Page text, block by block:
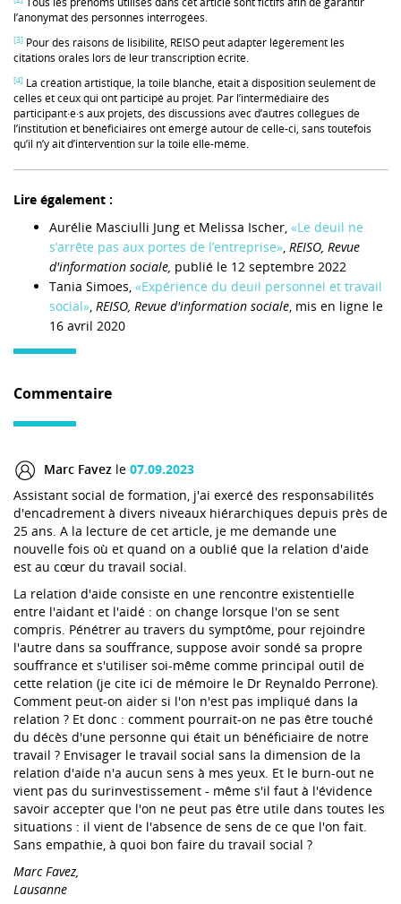
l’anonymat des personnes interrogées.
[3] Pour des raisons de lisibilité, REISO peut adapter légèrement les
citations orales lors de leur transcription écrite.
[4] La création artistique, la toile blanche, était à disposition seulement de
celles et ceux qui ont participé au projet. Par l’intermédiaire des
participant·e·s aux projets, des discussions avec d’autres collègues de
l’institution et bénéficiaires ont émergé autour de celle-ci, sans toutefois
qu’il n’y ait d’intervention sur la toile elle-même.
Lire également :
Aurélie Masciulli Jung et Melissa Ischer, «Le deuil ne
s’arrête pas aux portes de l’entreprise», REISO, Revue
d'information sociale, publié le 12 septembre 2022
Tania Simoes, «Expérience du deuil personnel et travail
social», REISO, Revue d'information sociale, mis en ligne le
16 avril 2020
Commentaire
Marc Favez le 07.09.2023
Assistant social de formation, j'ai exercé des responsabilités
d'encadrement à divers niveaux hiérarchiques depuis près de
25 ans. A la lecture de cet article, je me demande une
nouvelle fois où et quand on a oublié que la relation d'aide
est au cœur du travail social.
La relation d'aide consiste en une rencontre existentielle
entre l'aidant et l'aidé : on change lorsque l'on se sent
compris. Pénétrer au travers du symptôme, pour rejoindre
l'autre dans sa souffrance, suppose avoir sondé sa propre
souffrance et s'utiliser soi-même comme principal outil de
cette relation (je cite ici de mémoire le Dr Reynaldo Perrone).
Comment peut-on aider si l'on n'est pas impliqué dans la
relation ? Et donc : comment pourrait-on ne pas être touché
du décès d'une personne qui était un bénéficiaire de notre
travail ? Envisager le travail social sans la dimension de la
relation d'aide n'a aucun sens à mes yeux. Et le burn-out ne
vient pas du surinvestissement - même s'il faut à l'évidence
savoir accepter que l'on ne peut pas être utile dans toutes les
situations : il vient de l'absence de sens de ce que l'on fait.
Sans empathie, à quoi bon faire du travail social ?
Marc Favez,
Lausanne